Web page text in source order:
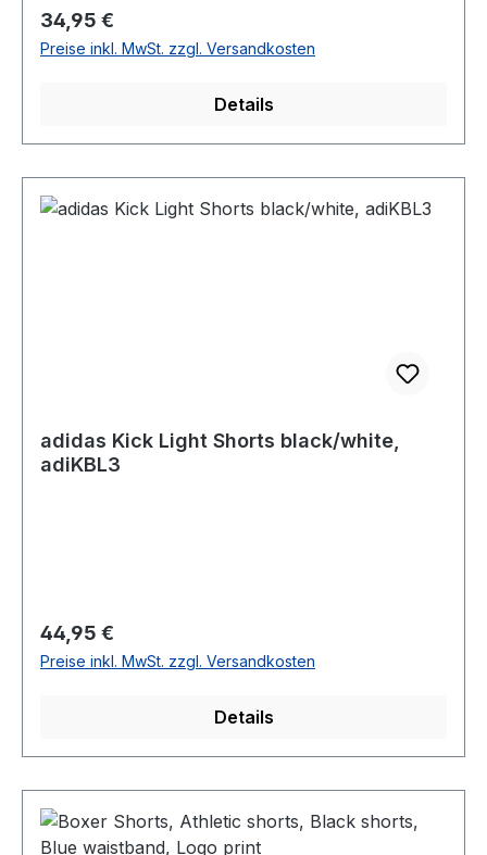
Regulärer Preis:
34,95 €
Preise inkl. MwSt. zzgl. Versandkosten
Details
adidas Kick Light Shorts black/white,
adiKBL3
Regulärer Preis:
44,95 €
Preise inkl. MwSt. zzgl. Versandkosten
Details